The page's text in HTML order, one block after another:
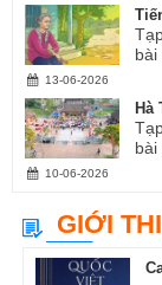
bài
13-06-2026
Hà
bài
10-06-2026
GIỚI